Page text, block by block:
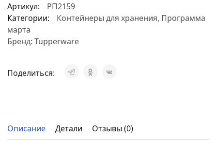
Артикул:
РП2159
Категории:
Контейнеры для хранения, Программа
марта
Бренд: Tupperware
Поделиться:
Описание Детали Отзывы (0)